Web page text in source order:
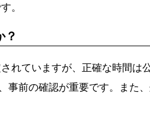
。
？
れていますが、正確な時間は
前の確認が重要です。また